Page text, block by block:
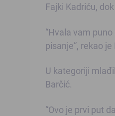
Fajki Kadriću,
“Hvala vam
pisanje”, rekao
U kategoriji
Barčić.
“Ovo je prvi put